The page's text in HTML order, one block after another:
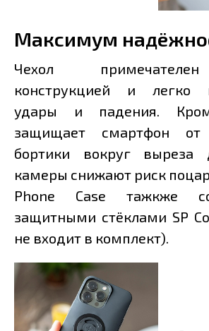
Максимум
Чехол
конструкцией и легко
удары и падения.
защищает смартфон
бортики вокруг выреза
камеры снижают риск
Phone Case тажкже
защитными стёклами SP
не входит в комплект).